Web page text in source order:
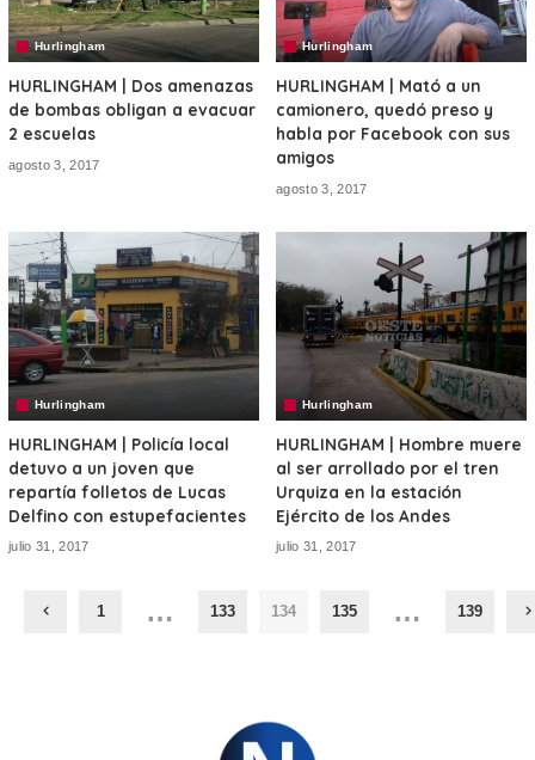
Hurlingham
HURLINGHAM | Dos amenazas
de bombas obligan a evacuar
2 escuelas
agosto 3, 2017
Hurlingham
HURLINGHAM | Mató a un
camionero, quedó preso y
habla por Facebook con sus
amigos
agosto 3, 2017
Hurlingham
HURLINGHAM | Policía local
detuvo a un joven que
repartía folletos de Lucas
Delfino con estupefacientes
julio 31, 2017
Hurlingham
HURLINGHAM | Hombre muere
al ser arrollado por el tren
Urquiza en la estación
Ejército de los Andes
julio 31, 2017
1 … 133 134 135 … 139